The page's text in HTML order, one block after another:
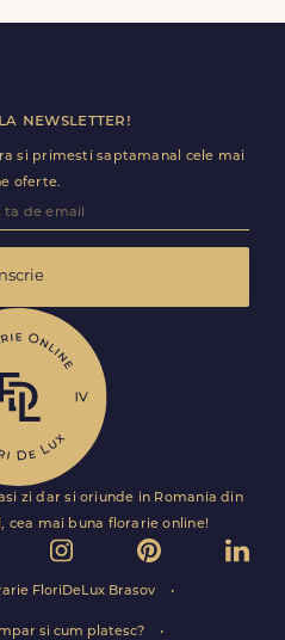
newsletter!
si primesti saptamanal cele mai
oferte.
Inscrie
zi dar si oriunde in Romania din
cea mai buna florarie online!
FloriDeLux Brasov
si cum platesc?